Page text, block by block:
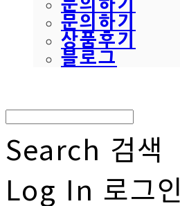
문의하기
문의하기
상품후기
블로그
Search 검색
Log In 로그인